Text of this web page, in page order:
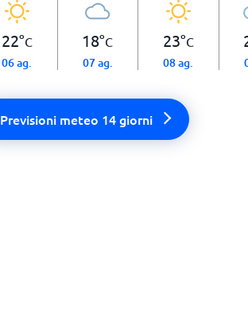
22°C
06 ag.
18°C
07 ag.
23°C
08 ag.
Previsioni meteo 14 giorni